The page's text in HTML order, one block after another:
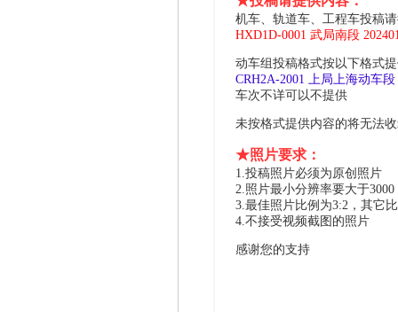
机车、轨道车、工程车投稿
HXD1D-0001 武局南段
动车组投稿格式按以下格式
CRH2A-2001 上局上海动车
车次不详可以不提供
未按格式提供内容的将无法
★照片要求：
1.投稿照片必须为原创照片
2.照片最小分辨率要大于
3.最佳照片比例为3:2，其它
4.不接受视频截图的照片
感谢您的支持